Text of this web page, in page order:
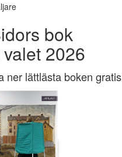
bok
2026
ner lättlästa boken gratis